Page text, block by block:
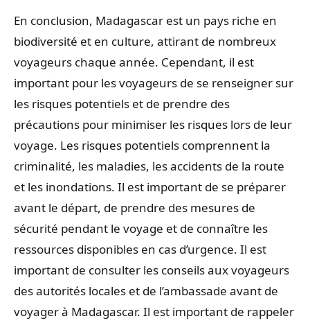
En conclusion, Madagascar est un pays riche en
biodiversité et en culture, attirant de nombreux
voyageurs chaque année. Cependant, il est
important pour les voyageurs de se renseigner sur
les risques potentiels et de prendre des
précautions pour minimiser les risques lors de leur
voyage. Les risques potentiels comprennent la
criminalité, les maladies, les accidents de la route
et les inondations. Il est important de se préparer
avant le départ, de prendre des mesures de
sécurité pendant le voyage et de connaître les
ressources disponibles en cas d’urgence. Il est
important de consulter les conseils aux voyageurs
des autorités locales et de l’ambassade avant de
voyager à Madagascar. Il est important de rappeler